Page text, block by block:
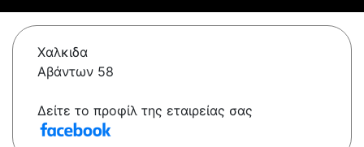
Χαλκιδα
Αβάντων 58
Δείτε το προφίλ της εταιρείας σας